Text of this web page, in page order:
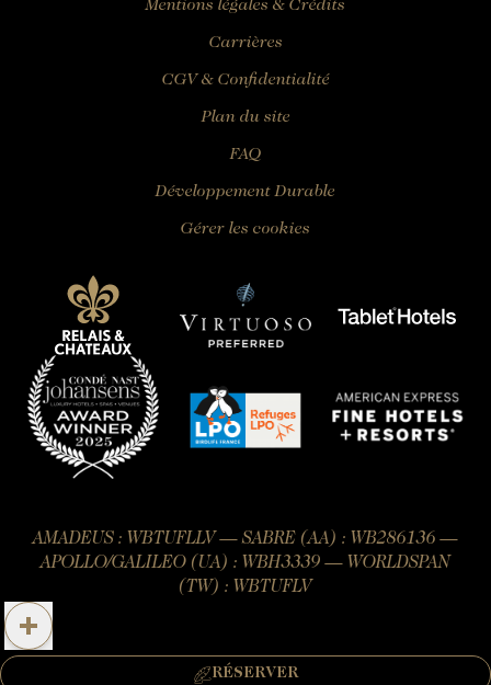
RÉSERVER
RÉSERVER UNE CHAMBRE
Mentions légales & Crédits
Carrières
CGV & Confidentialité
Plan du site
FAQ
Développement Durable
Gérer les cookies
AMADEUS : WBTUFLLV — SABRE (AA) : WB286136 —
APOLLO/GALILEO (UA) : WBH3339 — WORLDSPAN
(TW) : WBTUFLV
Site officiel – Tous droits réservés.